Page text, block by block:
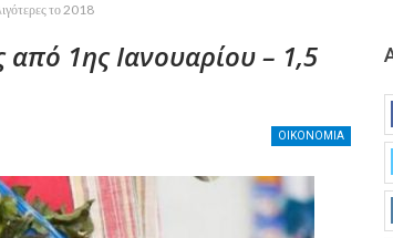
το 2018
από 1ης Ιανουαρίου – 1,5
ΟΙΚΟΝΟΜΙΑ